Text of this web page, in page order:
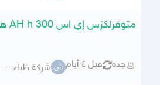
متوفرلكزس إي اس 300 AH h هايبر 2025
جده قبل ٤ أيام ش شركة ظباء للسيارات